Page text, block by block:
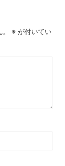
※ が付いてい